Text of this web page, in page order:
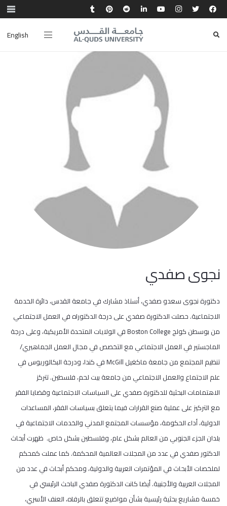
English
نجوى صفدي
دكتورة نجوى سعدو صفدي، أستاذ مشارك في جامعة القدس، دائرة الخدمة
الاجتماعية. حصلت الدكتورة صفدي على درجة الدكتوراه في العمل الاجتماعي
من بوسطن كولج Boston College في الولايات المتحدة الأمريكية، وعلى درجة
الماجستير في العمل الاجتماعي مع التخصص في مجال العمل الجماهيري/
تنظيم المجتمع من جامعة ماكغيل McGill في كندا، ودرجة البكالوريوس في
علم الاجتماع والعمل الاجتماعي من جامعة بيت لحم، فلسطين. تتركز
الاهتمامات البحثية للدكتورة صفدي على السياسات الاجتماعية وقضايا الفقر
مع التركيز على عملية صنع القرارات فيما يتعلق بسياسات الفقر، المساعدات
الدولية، أداء الحكومة، مؤسسات المجتمع المدني والخدمات الاجتماعية في
بلدان الجزء الجنوبي من العالم بشكل عام، وفلسطين بشكل خاص. ظهرت أبحاث
الدكتور صفدي في عدد من المجلات العالمية المحكمة. كما عملت كمحكم
لملخصات الأبحاث في المؤتمرات العربية والدولية، ومحكم أبحاث في عدد من
المجلات العربية والأجنبية. أيضا كانت الدكتورة صفدي الباحث الرئيسي في
خمسة مشاريع بحثية رئيسية بشأن مواضيع تتعلق بالرفاه، العنف الأسري،